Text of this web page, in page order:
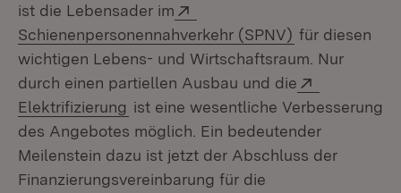
ist die Lebensader im
Schienenpersonennahverkehr (SPNV) (Öffnet in
für diesen
wichtigen Lebens- und Wirtschaftsraum. Nur
durch einen partiellen Ausbau und die
Elektrifizierung (Öffnet in neuem Fenster)
ist eine wesentliche Verbesserung
des Angebotes möglich. Ein bedeutender
Meilenstein dazu ist jetzt der Abschluss der
Finanzierungsvereinbarung für die